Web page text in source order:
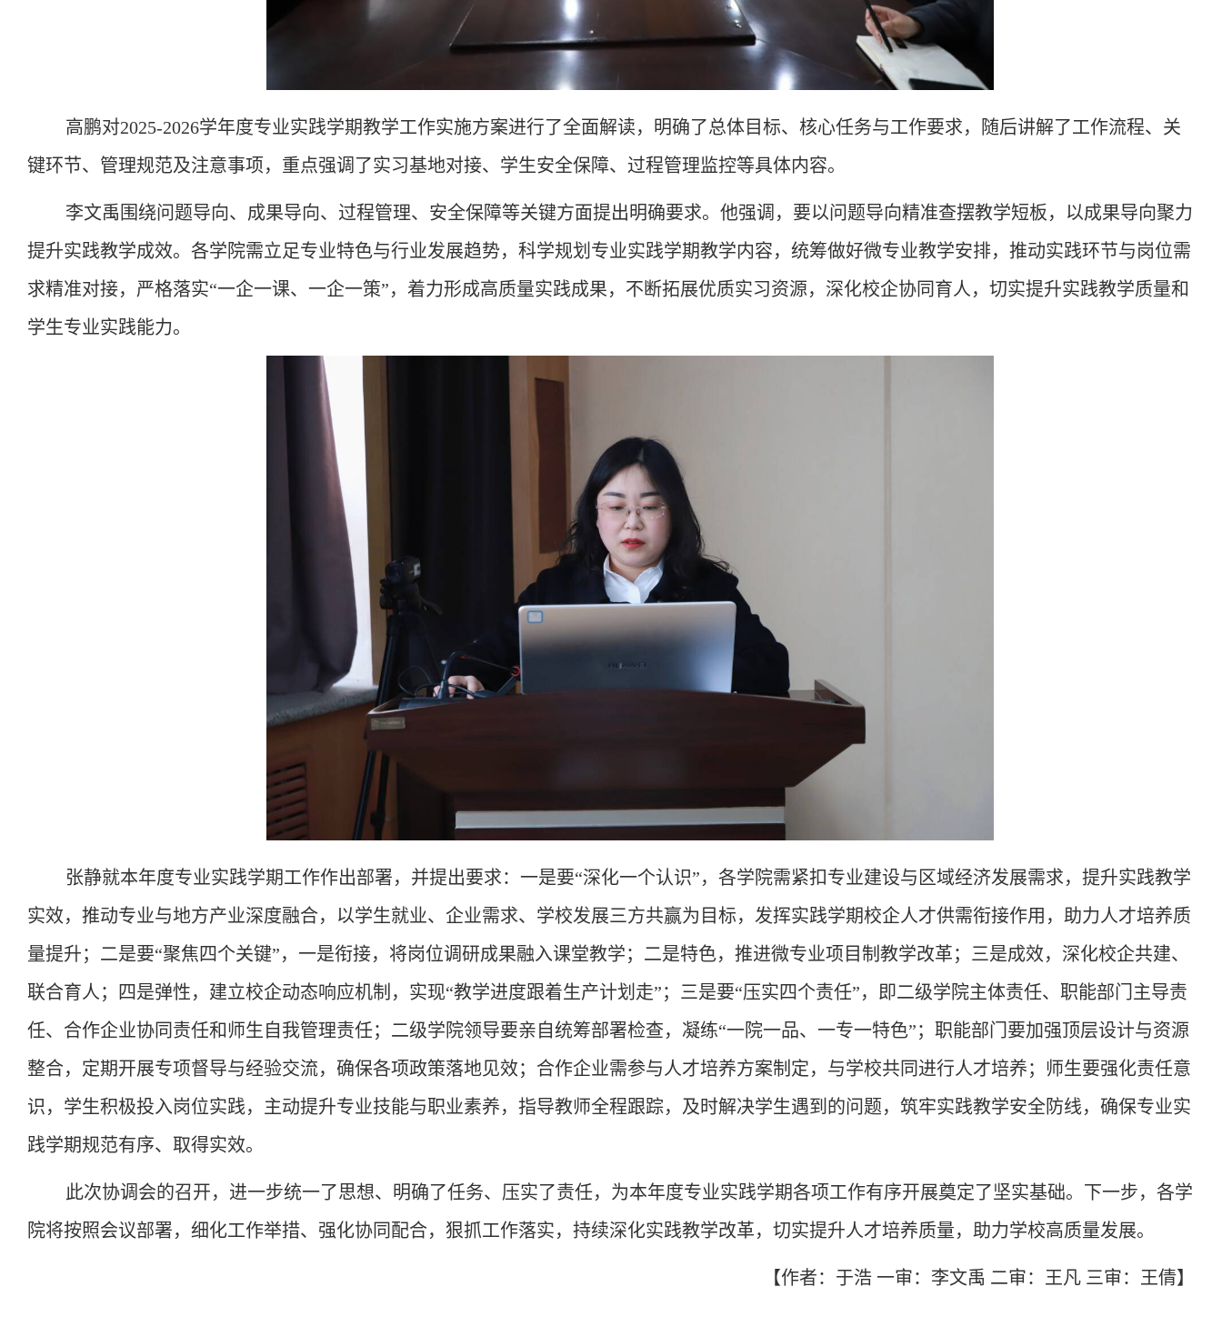
高鹏对2025-2026学年度专业实践学期教学工作实施方案进行了全面解读，明确了总体目标、核心任务与工作要求，随后讲解了工作流程、关
键环节、管理规范及注意事项，重点强调了实习基地对接、学生安全保障、过程管理监控等具体内容。
李文禹围绕问题导向、成果导向、过程管理、安全保障等关键方面提出明确要求。他强调，要以问题导向精准查摆教学短板，以成果导向聚力
提升实践教学成效。各学院需立足专业特色与行业发展趋势，科学规划专业实践学期教学内容，统筹做好微专业教学安排，推动实践环节与岗位需
求精准对接，严格落实“一企一课、一企一策”，着力形成高质量实践成果，不断拓展优质实习资源，深化校企协同育人，切实提升实践教学质量和
学生专业实践能力。
张静就本年度专业实践学期工作作出部署， 并提出要求：一是要“深化一个认识”，各学院需紧扣专业建设与区域经济发展需求，提升实践教学
实效，推动专业与地方产业深度融合，以学生就业、企业需求、学校发展三方共赢为目标，发挥实践学期校企人才供需衔接作用，助力人才培养质
量提升；二是要“聚焦四个关键”，一是衔接，将岗位调研成果融入课堂教学；二是特色，推进微专业项目制教学改革；三是成效，深化校企共建、
联合育人；四是弹性，建立校企动态响应机制，实现“教学进度跟着生产计划走”；三是要“压实四个责任”，即二级学院主体责任、职能部门主导责
任、合作企业协同责任和师生自我管理责任； 二级学院领导要亲自统筹部署检查，凝练“一院一品、 一专一特色”； 职能部门要加强顶层设计与资源
整合，定期开展专项督导与经验交流，确保各项政策落地见效； 合作企业需参与人才培养方案制定，与学校共同进行人才培养； 师生要强化责任意
识，学生积极投入岗位实践，主动提升专业技能与职业素养，指导教师全程跟踪，及时解决学生遇到的问题，筑牢实践教学安全防线，确保专业实
践学期规范有序、取得实效。
此次协调会的召开，进一步统一了思想、明确了任务、压实了责任，为本年度专业实践学期各项工作有序开展奠定了坚实基础。下一步，各学
院将按照会议部署，细化工作举措、强化协同配合，狠抓工作落实，持续深化实践教学改革，切实提升人才培养质量，助力学校高质量发展。
【作者：于浩 一审：李文禹 二审：王凡 三审：王倩】